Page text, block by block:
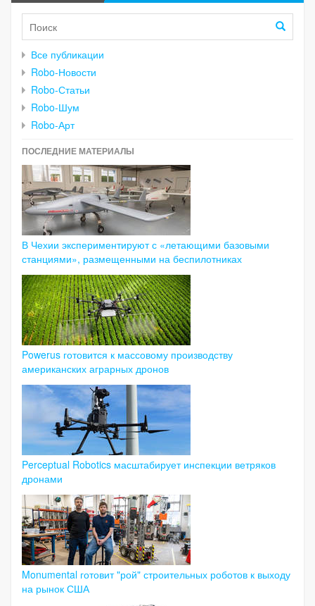
Все публикации
Robo-Новости
Robo-Статьи
Robo-Шум
Robo-Арт
ПОСЛЕДНИЕ МАТЕРИАЛЫ
В Чехии экспериментируют с «летающими базовыми
станциями», размещенными на беспилотниках
Powerus готовится к массовому производству
американских аграрных дронов
Perceptual Robotics масштабирует инспекции ветряков
дронами
Monumental готовит "рой" строительных роботов к выходу
на рынок США